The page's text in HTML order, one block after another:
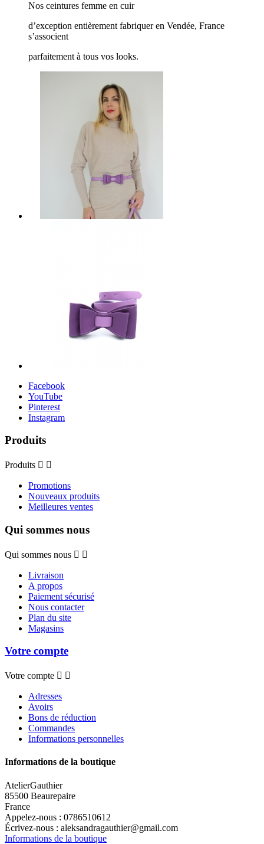
Nos ceintures femme en cuir
d’exception entièrement fabriquer en Vendée, France
s’associent
parfaitement à tous vos looks.
Facebook
YouTube
Pinterest
Instagram
Produits
Produits  
Promotions
Nouveaux produits
Meilleures ventes
Qui sommes nous
Qui sommes nous  
Livraison
A propos
Paiement sécurisé
Nous contacter
Plan du site
Magasins
Votre compte
Votre compte  
Adresses
Avoirs
Bons de réduction
Commandes
Informations personnelles
Informations de la boutique
AtelierGauthier
85500 Beaurepaire
France
Appelez-nous : 0786510612
Écrivez-nous : aleksandragauthier@gmail.com
Informations de la boutique